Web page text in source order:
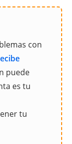
con
puede
es tu
tu